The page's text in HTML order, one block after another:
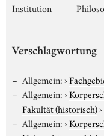
Institution
Verschlagwortung
Allgemein:›
Allgemein:›
Fakultät (historisch)›
Allgemein:›